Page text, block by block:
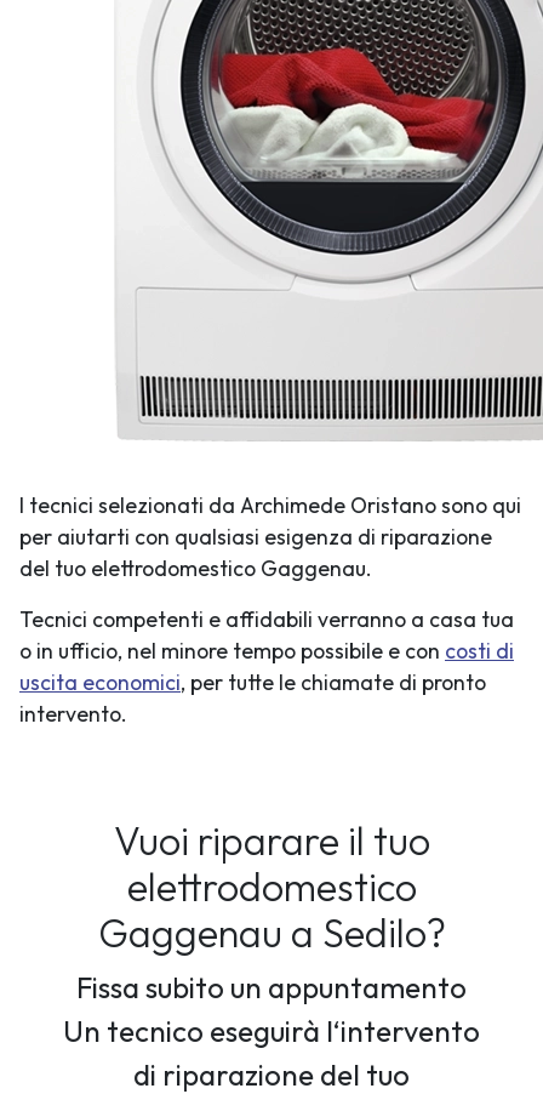
I tecnici selezionati da Archimede Oristano sono qui
per aiutarti con qualsiasi esigenza di riparazione
del tuo elettrodomestico Gaggenau.
Tecnici competenti e affidabili verranno a casa tua
o in ufficio, nel minore tempo possibile e con costi di
uscita economici, per tutte le chiamate di pronto
intervento.
Vuoi riparare il tuo
elettrodomestico
Gaggenau a Sedilo?
Fissa subito un appuntamento
Un tecnico eseguirà l‘intervento
di riparazione del tuo